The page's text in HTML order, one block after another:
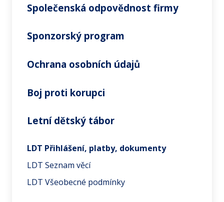
Společenská odpovědnost firmy
Sponzorský program
Ochrana osobních údajů
Boj proti korupci
Letní dětský tábor
LDT Přihlášení, platby, dokumenty
LDT Seznam věcí
LDT Všeobecné podmínky